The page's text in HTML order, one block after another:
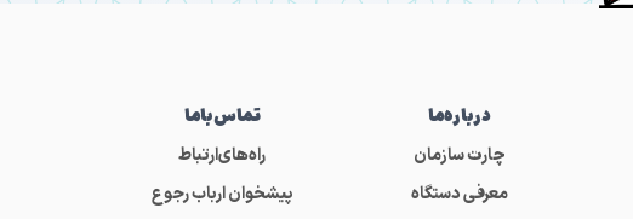
درباره‌ما
چارت سازمان
معرفی دستگاه
تماس‌باما
راه‌های‌ارتباط
پیشخوان ارباب رجوع